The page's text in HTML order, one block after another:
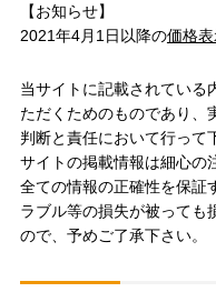
【お知らせ】
2021年4月1日以降の価格
当サイトに記載されている
ただくためのものであり、
判断と責任において行って
サイトの掲載情報は細心の
全ての情報の正確性を保証
ラブル等の損失が被っても
ので、予めご了承下さい。